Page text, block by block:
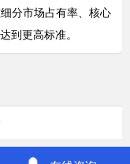
分市场占有率、核心
到更高标准。